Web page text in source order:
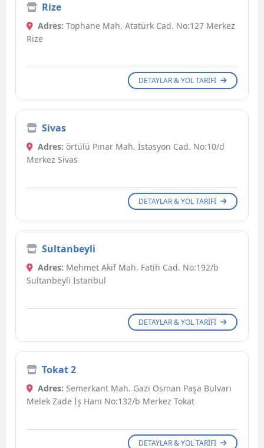
Rize
Adres: Tophane Mah. Atatürk Cad. No:127 Merkez
Rize
DETAYLAR & YOL TARIFI
Sivas
Adres: örtülü Pınar Mah. İstasyon Cad. No:10/d
Merkez Sivas
DETAYLAR & YOL TARIFI
Sultanbeyli
Adres: Mehmet Akif Mah. Fatih Cad. No:192/b
Sultanbeyli İstanbul
DETAYLAR & YOL TARIFI
Tokat 2
Adres: Semerkant Mah. Gazi Osman Paşa Bulvarı
Melek Zade İş Hanı No:132/b Merkez Tokat
DETAYLAR & YOL TARIFI